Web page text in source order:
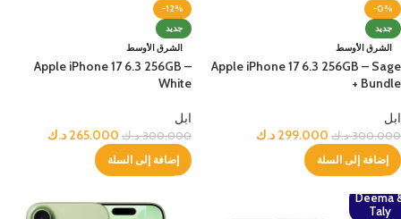
-0%
جديد
الشرق الأوسط
Apple iPhone 17 6.3 256GB – Sage
+ Bundle
ابل
300.000 د.ك 299.000 د.ك
إضافة إلى السلة
-12%
جديد
الشرق الأوسط
Apple iPhone 17 6.3 256GB –
White
ابل
300.000 د.ك 265.000 د.ك
إضافة إلى السلة
Deema
Taly